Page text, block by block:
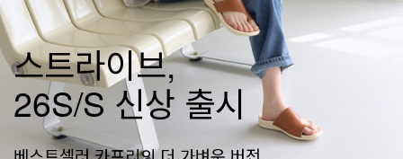
네이티브 신상공개